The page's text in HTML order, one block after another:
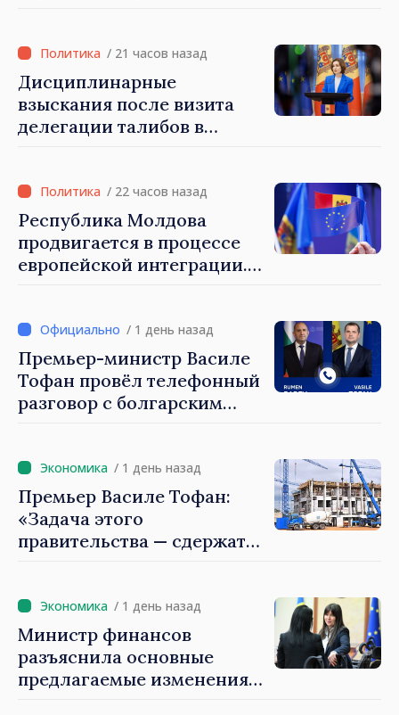
/ 21 часов назад
Дисциплинарные
взыскания после визита
делегации талибов в
занимающие высокие
должности, не знают
политики государства»
/ 22 часов назад
Республика Молдова
продвигается в процессе
европейской интеграции.
блокирует» / 1 день назад
Премьер-министр Василе
Тофан провёл телефонный
разговор с болгарским
/ 1 день назад
Премьер Василе Тофан:
«Задача этого
правительства — сдержать
/ 1 день назад
Министр финансов
разъяснила основные
предлагаемые изменения